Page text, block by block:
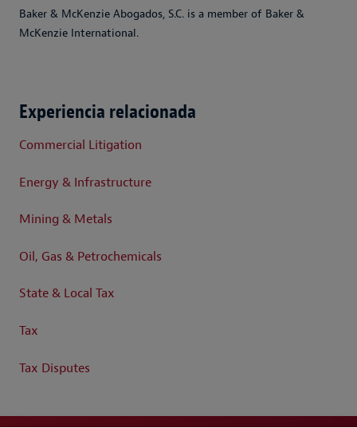
Baker & McKenzie Abogados, S.C. is a member of Baker &
McKenzie International.
Experiencia relacionada
Commercial Litigation
Energy & Infrastructure
Mining & Metals
Oil, Gas & Petrochemicals
State & Local Tax
Tax
Tax Disputes